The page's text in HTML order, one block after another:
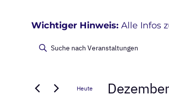
Wichtiger Hinweis: Alle Infos
for
und
Bitte
Suche
Heute